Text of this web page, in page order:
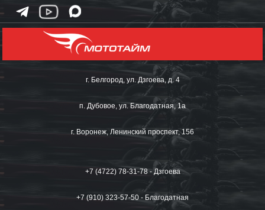
г. Белгород, ул. Дзгоева, д. 4
п. Дубовое, ул. Благодатная, 1а
г. Воронеж, Ленинский проспект, 156
+7 (4722) 78-31-78 - Дзгоева
+7 (910) 323-57-50 - Благодатная